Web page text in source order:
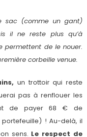
sac (comme un gant)
il ne reste plus qu’à
permettent de le nouer.
corbeille venue.
un trottoir qui reste
pas à renflouer les
de payer 68 € de
! Au-delà, il
sens. Le respect de